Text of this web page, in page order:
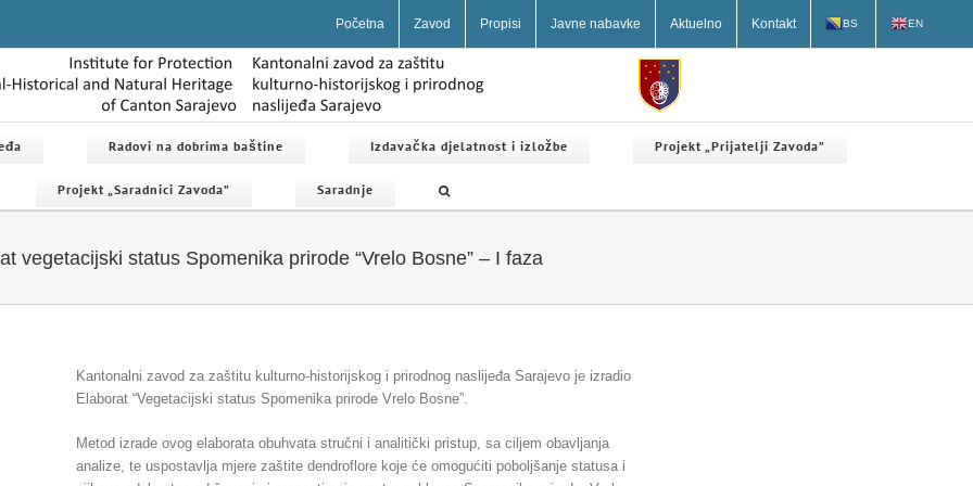
Početna Zavod Propisi Javne nabavke Aktuelno Kontakt BS EN
Radovi na dobrima baštine Izdavačka djelatnost i izložbe Projekt „Prijatelji Zavoda”
Projekt „Saradnici Zavoda” Saradnje
vegetacijski status Spomenika prirode “Vrelo Bosne” – I faza
Kantonalni zavod za zaštitu kulturno-historijskog i prirodnog naslijeđa Sarajevo je izradio
Elaborat “Vegetacijski status Spomenika prirode Vrelo Bosne”.
Metod izrade ovog elaborata obuhvata stručni i analitički pristup, sa ciljem obavljanja
analize, te uspostavlja mjere zaštite dendroflore koje će omogućiti poboljšanje statusa i